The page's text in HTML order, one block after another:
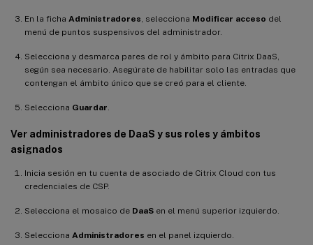
En la ficha Administradores, selecciona Modificar acceso del
menú de puntos suspensivos del administrador.
Selecciona y desmarca pares de rol y ámbito para Citrix DaaS,
según sea necesario. Asegúrate de habilitar solo las entradas que
contengan el ámbito único que se creó para el cliente.
Selecciona Guardar.
Ver administradores de DaaS y sus roles y ámbitos
asignados
Inicia sesión en tu cuenta de asociado de Citrix Cloud con tus
credenciales de CSP.
Selecciona el mosaico de DaaS en el menú superior izquierdo.
Selecciona Administradores en el panel izquierdo.